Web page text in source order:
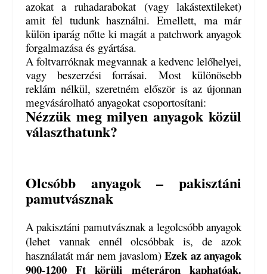
azokat a ruhadarabokat (vagy lakástextileket)
amit fel tudunk használni. Emellett, ma már
külön iparág nőtte ki magát a patchwork anyagok
forgalmazása és gyártása.
A foltvarróknak megvannak a kedvenc lelőhelyei,
vagy beszerzési forrásai. Most különösebb
reklám nélkül, szeretném először is az újonnan
megvásárolható anyagokat csoportosítani:
Nézzük meg milyen anyagok közül
választhatunk?
Olcsóbb anyagok – pakisztáni
pamutvásznak
A pakisztáni pamutvásznak a legolcsóbb anyagok
(lehet vannak ennél olcsóbbak is, de azok
használatát már nem javaslom)Ezek az anyagok
900-1200 Ft körüli méteráron kaphatóak.